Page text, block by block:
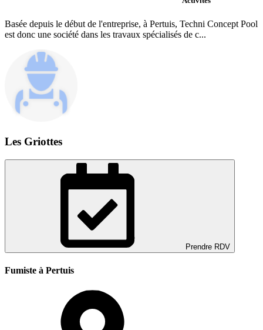
Basée depuis le début de l'entreprise, à Pertuis, Techni Concept Pool
est donc une société dans les travaux spécialisés de c...
Les Griottes
Prendre RDV
Fumiste à Pertuis